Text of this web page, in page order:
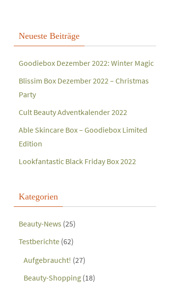
Neueste Beiträge
Goodiebox Dezember 2022: Winter Magic
Blissim Box Dezember 2022 – Christmas
Party
Cult Beauty Adventkalender 2022
Able Skincare Box – Goodiebox Limited
Edition
Lookfantastic Black Friday Box 2022
Kategorien
Beauty-News (25)
Testberichte (62)
Aufgebraucht! (27)
Beauty-Shopping (18)